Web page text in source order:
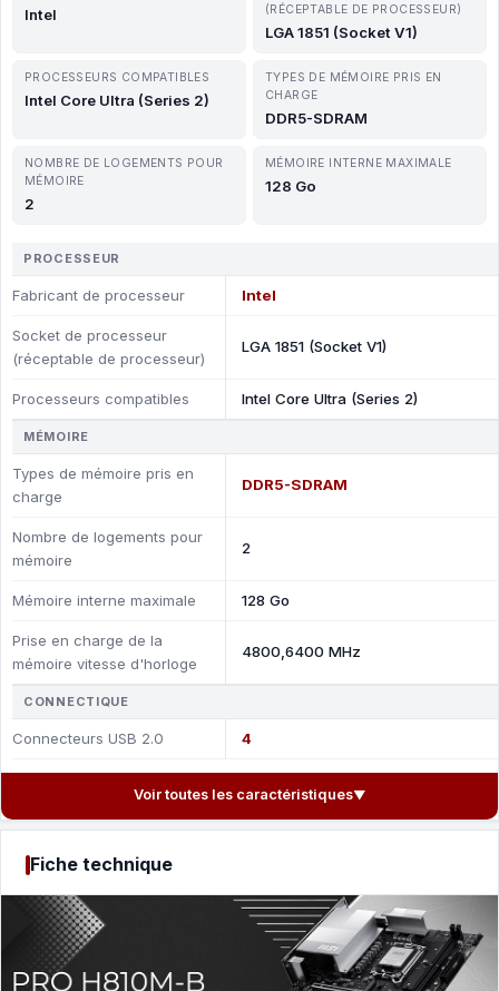
Intel
(RÉCEPTABLE DE PROCESSEUR)
LGA 1851 (Socket V1)
PROCESSEURS COMPATIBLES
Intel Core Ultra (Series 2)
TYPES DE MÉMOIRE PRIS EN
CHARGE
DDR5-SDRAM
NOMBRE DE LOGEMENTS POUR
MÉMOIRE
2
MÉMOIRE INTERNE MAXIMALE
128 Go
PROCESSEUR
Fabricant de processeur Intel
Socket de processeur
(réceptable de processeur)
LGA 1851 (Socket V1)
Processeurs compatibles Intel Core Ultra (Series 2)
MÉMOIRE
Types de mémoire pris en
charge
DDR5-SDRAM
Nombre de logements pour
mémoire
2
Mémoire interne maximale 128 Go
Prise en charge de la
mémoire vitesse d'horloge
4800,6400 MHz
CONNECTIQUE
Connecteurs USB 2.0 4
Voir toutes les caractéristiques▼
Fiche technique